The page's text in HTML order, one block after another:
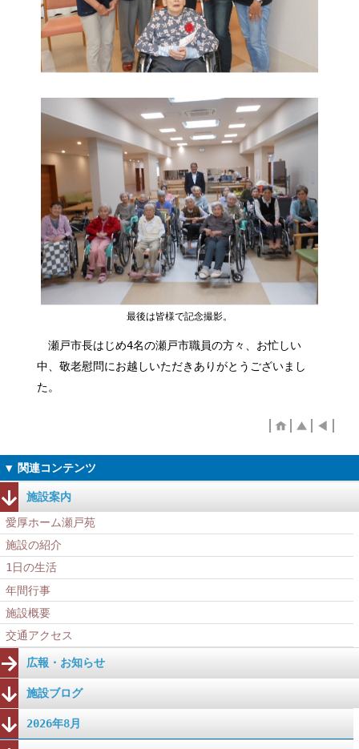
最後は皆様で記念撮影。
瀬戸市長はじめ4名の瀬戸市職員の方々、お忙しい
中、敬老慰問にお越しいただきありがとうございまし
た。
施設案内
愛厚ホーム瀬戸苑
施設の紹介
1日の生活
年間行事
施設概要
交通アクセス
広報・お知らせ
施設ブログ
2026年8月